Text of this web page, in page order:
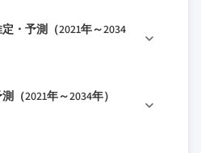
制限
的重要事項
とっての主要な意思決定ポイン
ヤーにとっての重要成功要因
提言
バー
し穴と課題
ド
州
東・アフリカ
ラーギン
・予測（2021年～2034
（2021年～2034年）